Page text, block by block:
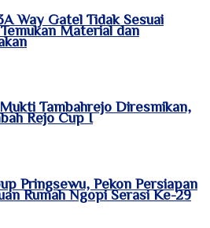
Way Gatel Tidak Sesuai
Material dan
Tambahrejo Diresmikan,
Rejo Cup I
Pringsewu, Pekon Persiapan
Rumah Ngopi Serasi Ke-29